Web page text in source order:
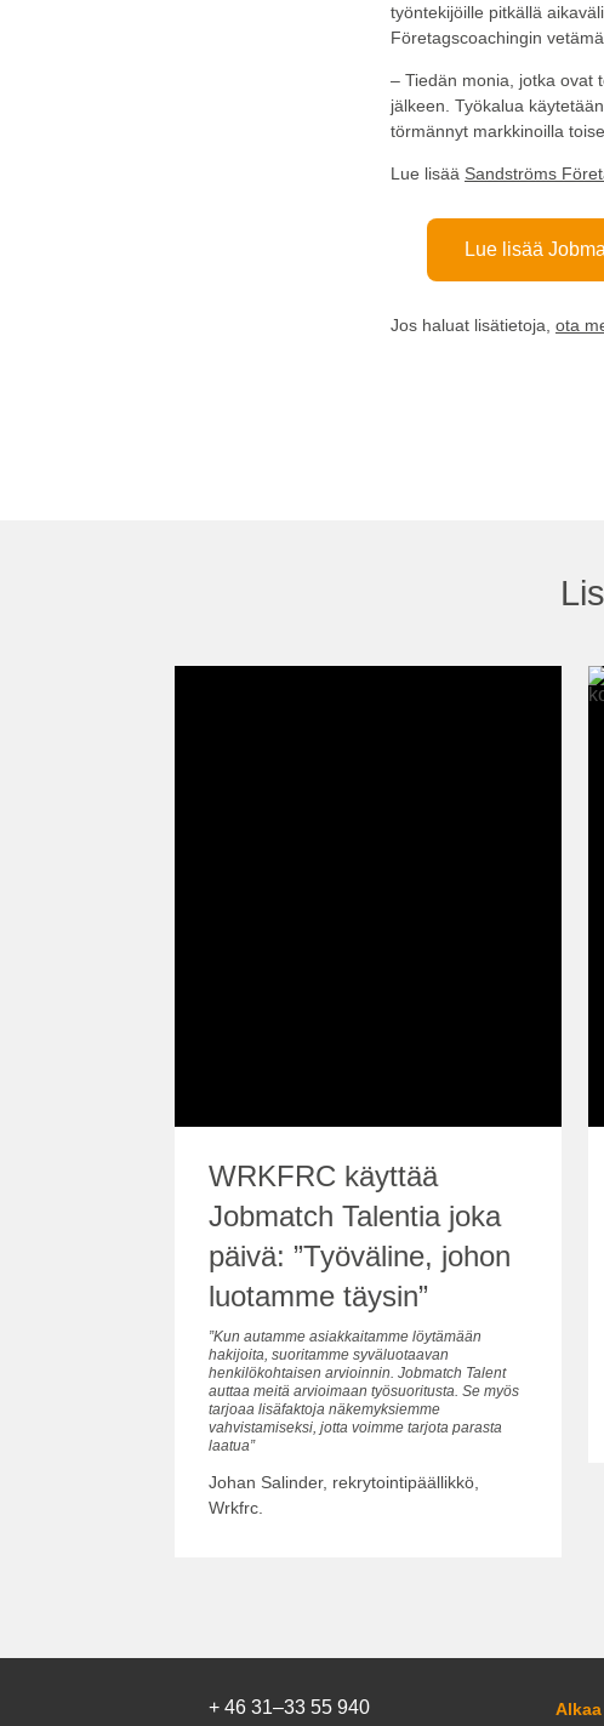
työntekijöille pitkällä
Företagscoachingin
– Tiedän monia, jotka ovat
jälkeen. Työkalua
törmännyt markkinoilla
Lue lisää Sandströms
Lue lisää
Jos haluat lisätietoja, ota
WRKFRC käyttää
Jobmatch Talentia joka
päivä: ”Työväline, johon
luotamme täysin”
”Kun autamme asiakkaitamme löytämään
hakijoita, suoritamme syväluotaavan
henkilökohtaisen arvioinnin. Jobmatch Talent
auttaa meitä arvioimaan työsuoritusta. Se myös
tarjoaa lisäfaktoja näkemyksiemme
vahvistamiseksi, jotta voimme tarjota parasta
laatua”
Johan Salinder, rekrytointipäällikkö,
Wrkfrc.
+ 46 31–33 55 940
Alkaa